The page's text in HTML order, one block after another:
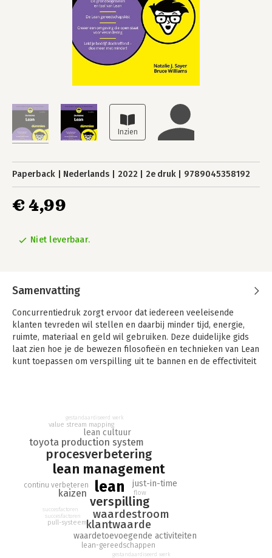
Paperback Nederlands 2022 2e druk 9789045358192
€ 4,99
Niet leverbaar.
Samenvatting
Concurrentiedruk zorgt ervoor dat iedereen veeleisende
klanten tevreden wil stellen en daarbij minder tijd, energie,
ruimte, materiaal en geld wil gebruiken. Deze duidelijke gids
laat zien hoe je de bewezen filosofieën en technieken van Lean
kunt toepassen om verspilling uit te bannen en de effectiviteit
procesverbetering.
Bruce Williams is senior vicepresident van Strategic Programs
voor Software AG, wereldwijde leider in business process
excellence.
lean
lean management
verspilling
procesverbetering
waardestroom
klantwaarde
kaizen
toyota production system
lean cultuur
just-in-time
waardetoevoegende activiteiten
lean-gereedschappen
continu verbeteren
pull-systeem
value stream mapping
flow
gestandaardiseerd werk
succesfactoren
gestandaardiseerd werk
succesfactoren